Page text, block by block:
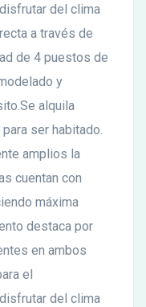
del clima
a través de
de 4 puestos de
y
alquila
ser habitado.
amplios la
cuentan con
máxima
destaca por
en ambos
el
del clima